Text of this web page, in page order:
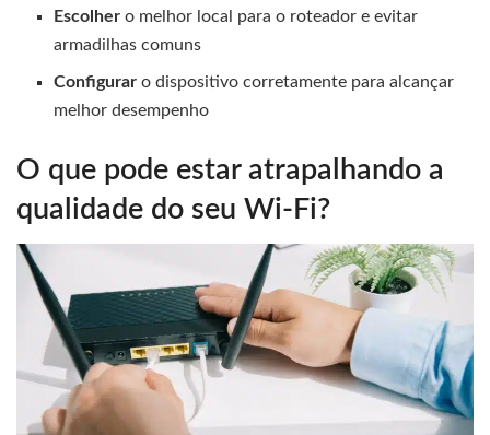
Escolher o melhor local para o roteador e evitar
armadilhas comuns
Configurar o dispositivo corretamente para alcançar
melhor desempenho
O que pode estar atrapalhando a
qualidade do seu Wi-Fi?